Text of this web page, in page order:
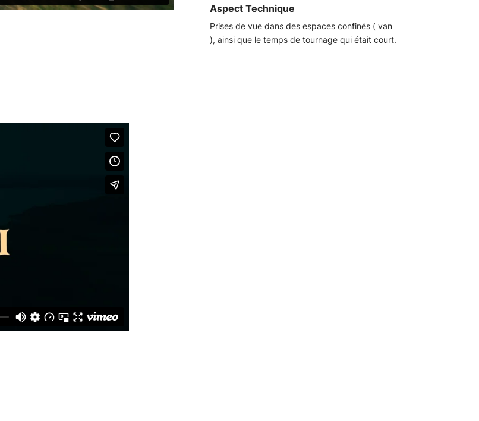
Aspect Technique
Prises de vue dans des espaces confinés ( van
), ainsi que le temps de tournage qui était court.